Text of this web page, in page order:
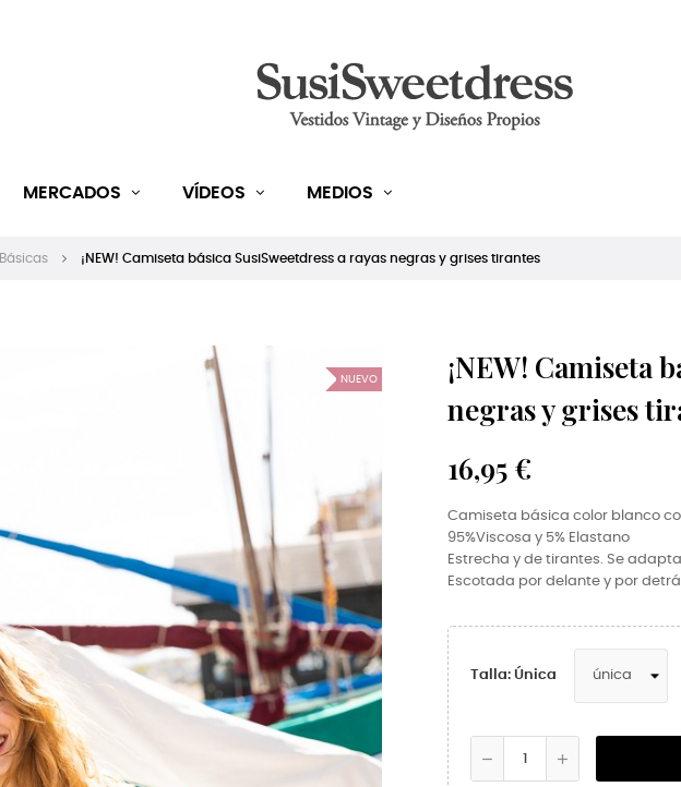
MERCADOS VÍDEOS MEDIOS
Básicas ¡NEW! Camiseta básica SusiSweetdress a rayas negras y grises tirantes
NUEVO
¡NEW! Camiseta
negras y grises
16,95 €
Camiseta básica color blanco
95%Viscosa y 5% Elastano
Estrecha y de tirantes. Se
Escotada por delante y por
Talla: Única